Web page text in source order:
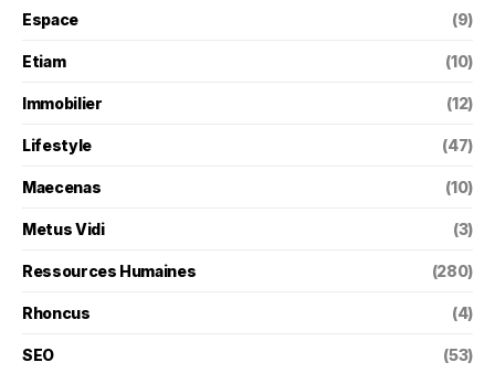
Espace (9)
Etiam (10)
Immobilier (12)
Lifestyle (47)
Maecenas (10)
Metus Vidi (3)
Ressources Humaines (280)
Rhoncus (4)
SEO (53)